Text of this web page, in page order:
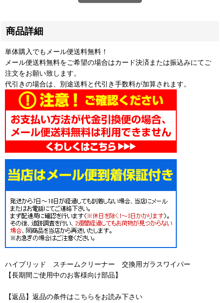
商品詳細
単体購入でもメール便送料無料！
メール便送料無料をご希望の場合はカード決済または振込みにてご
注文をお願い致します。
代引きの場合は、別途送料と代引き手数料が加算されます。
ハイブリッド スチームクリーナー 交換用ガラスワイパー
【長期間ご使用中のお客様向け部品】
【返品】返品の条件はこちらをお読み下さい